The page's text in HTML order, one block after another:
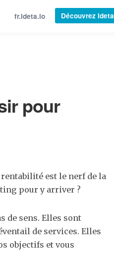
fr.ideta.io Découvrez Ideta
pour
est le nerf de la
pour y arriver ?
de sens. Elles sont
de services. Elles
objectifs et vous